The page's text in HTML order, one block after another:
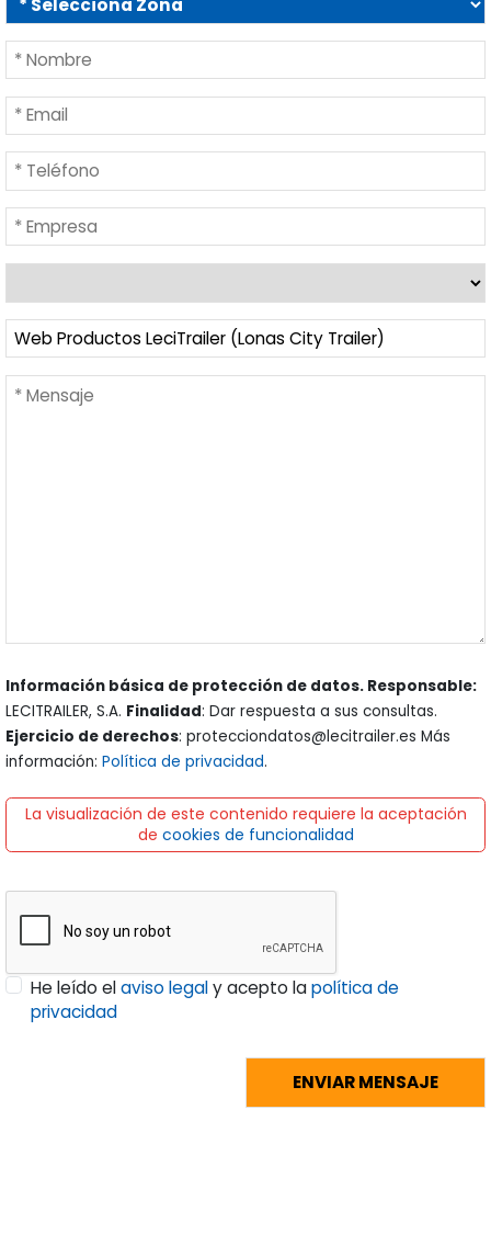
Información básica de protección de datos. Responsable:
LECITRAILER, S.A. Finalidad: Dar respuesta a sus consultas.
Ejercicio de derechos: protecciondatos@lecitrailer.es Más
información: Política de privacidad.
La visualización de este contenido requiere la aceptación
de cookies de funcionalidad
He leído elaviso legaly acepto lapolítica de
privacidad